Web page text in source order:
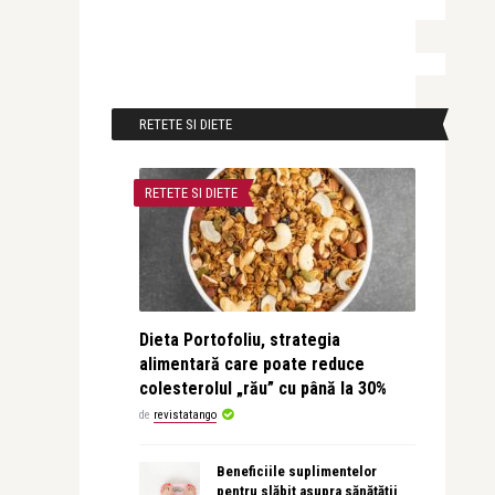
RETETE SI DIETE
RETETE SI DIETE
Dieta Portofoliu, strategia
alimentară care poate reduce
colesterolul „rău” cu până la 30%
de revistatango
Beneficiile suplimentelor
pentru slăbit asupra sănătății